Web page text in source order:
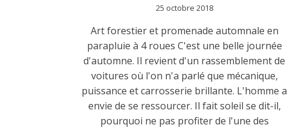
25 octobre 2018
Art forestier et promenade automnale en
parapluie à 4 roues C'est une belle journée
d'automne. Il revient d'un rassemblement de
voitures où l'on n'a parlé que mécanique,
puissance et carrosserie brillante. L'homme a
envie de se ressourcer. Il fait soleil se dit-il,
pourquoi ne pas profiter de l'une des